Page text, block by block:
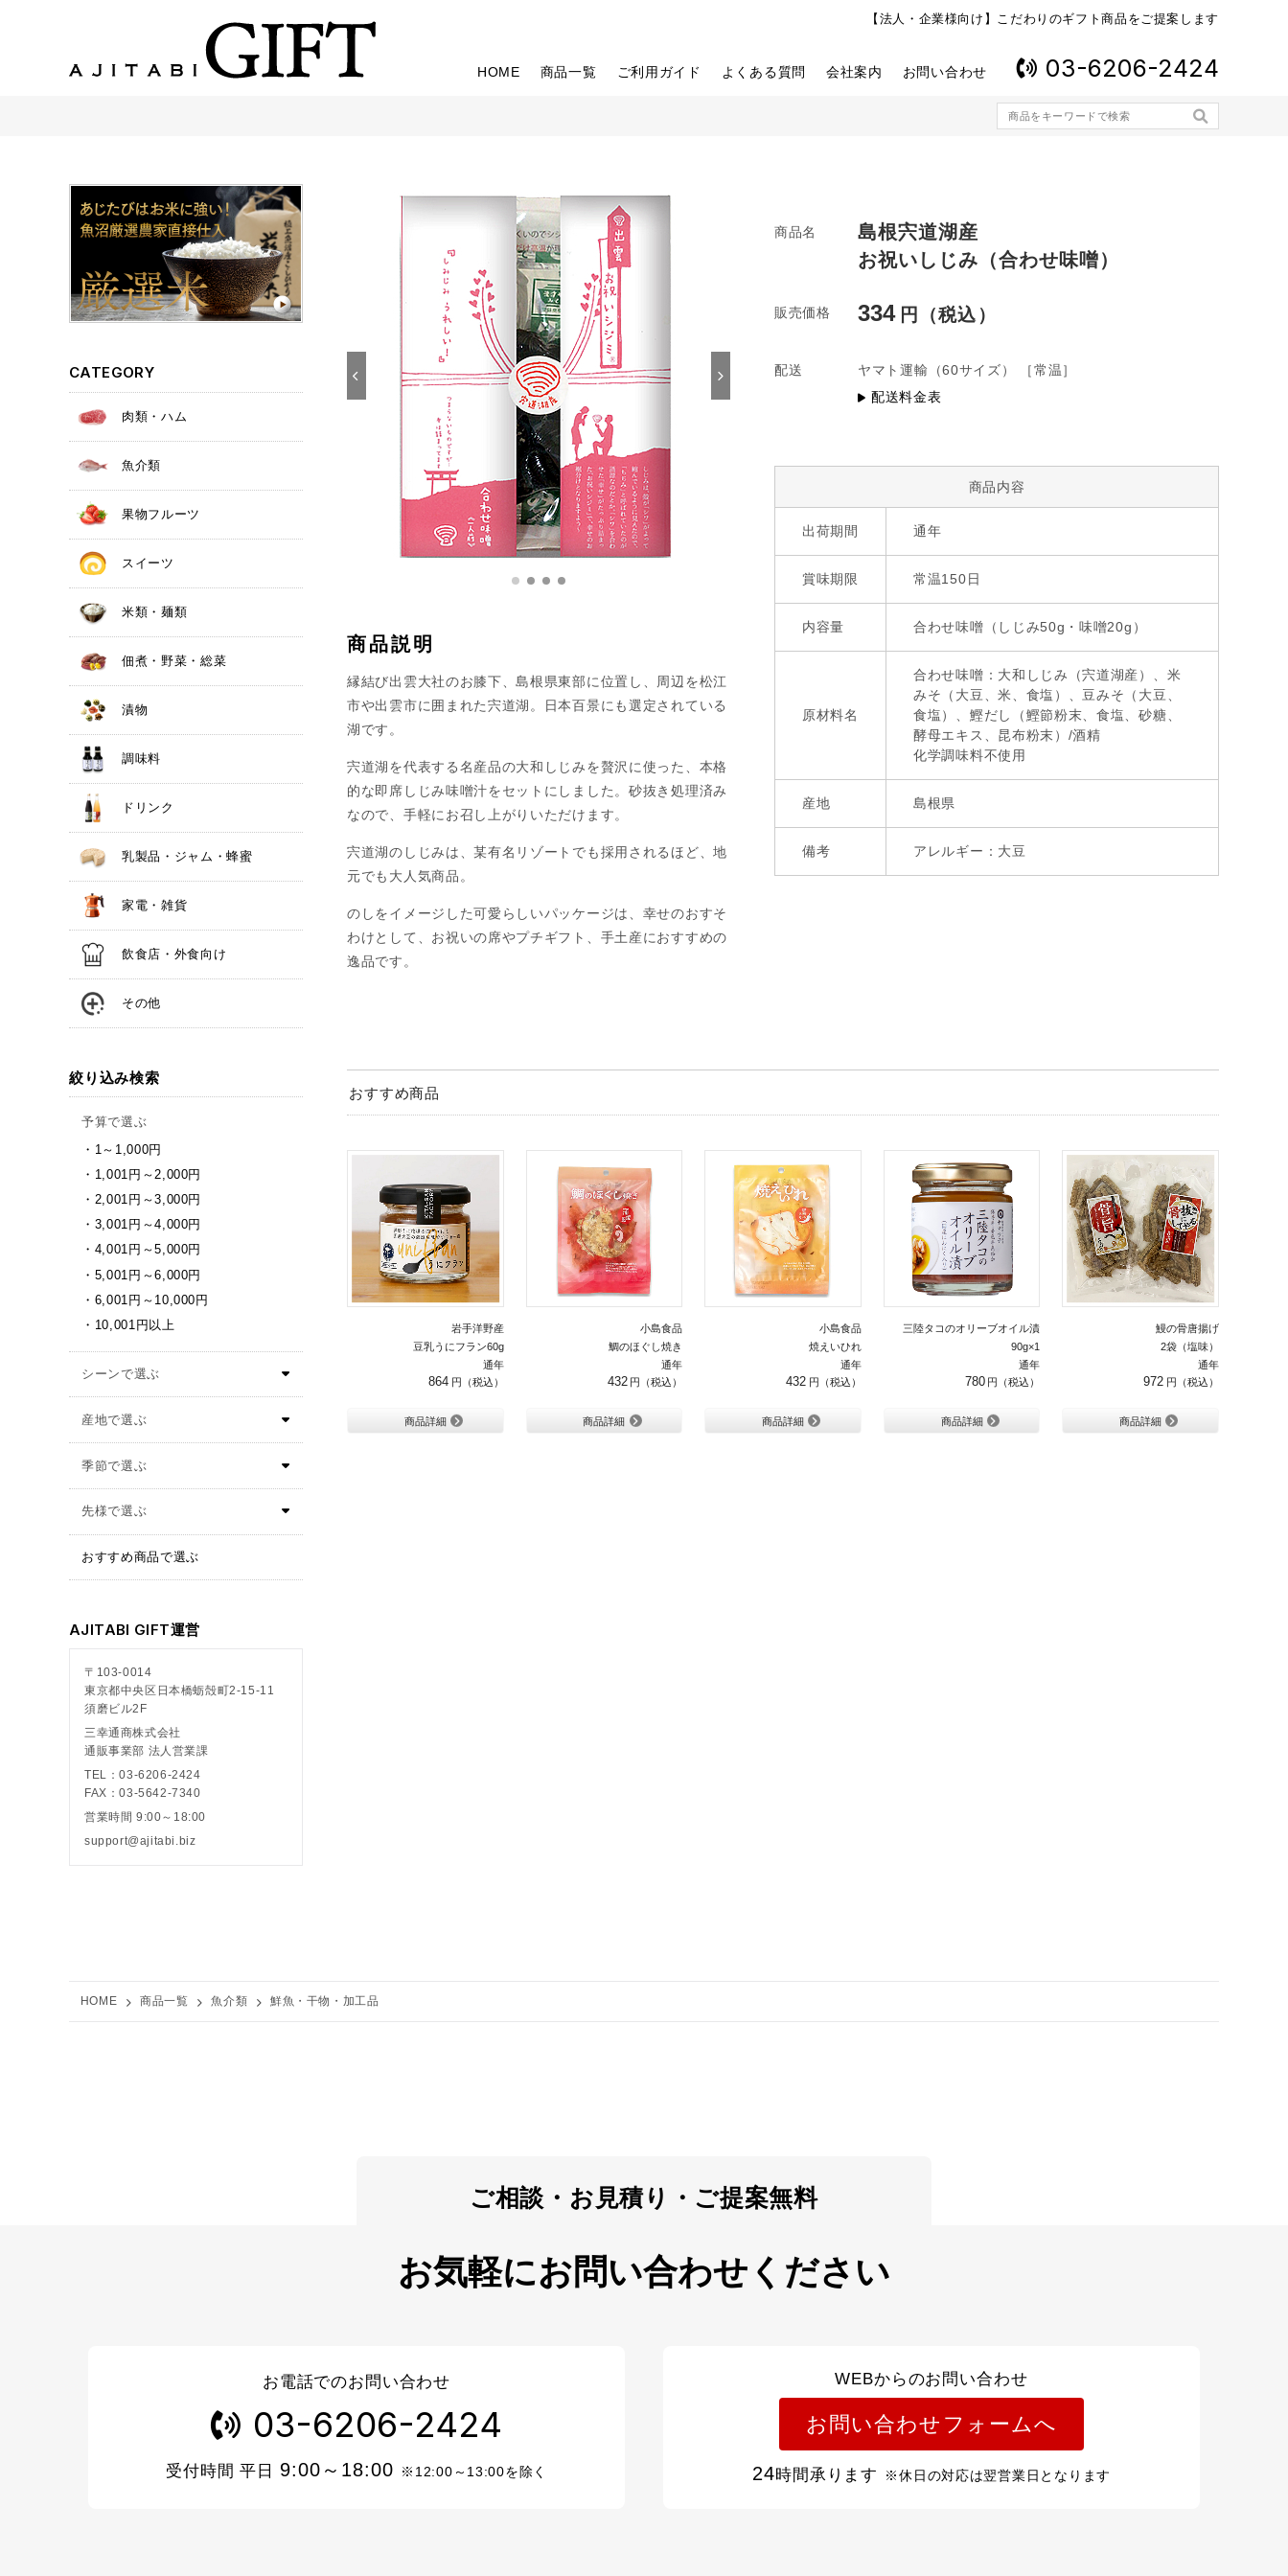
【法人・企業様向け】こだわりのギフト商品をご提案します
HOME 商品一覧 ご利用ガイド よくある質問 会社案内 お問い合わせ 03-6206-2424
CATEGORY
肉類・ハム
魚介類
果物フルーツ
スイーツ
米類・麺類
佃煮・野菜・総菜
漬物
調味料
ドリンク
乳製品・ジャム・蜂蜜
家電・雑貨
飲食店・外食向け
その他
絞り込み検索
予算で選ぶ
1～1,000円
1,001円～2,000円
2,001円～3,000円
3,001円～4,000円
4,001円～5,000円
5,001円～6,000円
6,001円～10,000円
10,001円以上
おすすめ商品で選ぶ
AJITABI GIFT運営
〒103-0014
東京都中央区日本橋蛎殻町2-15-11
須磨ビル2F
三幸通商株式会社
通販事業部 法人営業課
TEL：03-6206-2424
FAX：03-5642-7340
営業時間 9:00～18:00
support@ajitabi.biz
商品説明
縁結び出雲大社のお膝下、島根県東部に位置し、周辺を松江
市や出雲市に囲まれた宍道湖。日本百景にも選定されている
湖です。
宍道湖を代表する名産品の大和しじみを贅沢に使った、本格
的な即席しじみ味噌汁をセットにしました。砂抜き処理済み
なので、手軽にお召し上がりいただけます。
宍道湖のしじみは、某有名リゾートでも採用されるほど、地
元でも大人気商品。
のしをイメージした可愛らしいパッケージは、幸せのおすそ
わけとして、お祝いの席やプチギフト、手土産におすすめの
逸品です。
商品名
島根宍道湖産
お祝いしじみ（合わせ味噌）
販売価格 334
配送 ヤマト運輸 （60サイズ）
［常温］
配送料金表
商品内容
出荷期間 通年
賞味期限 常温150日
内容量 合わせ味噌（しじみ50g・味噌20g）
原材料名
合わせ味噌：大和しじみ（宍道湖産）、米
みそ（大豆、米、食塩）、豆みそ（大豆、
食塩）、鰹だし（鰹節粉末、食塩、砂糖、
酵母エキス、昆布粉末）/酒精
化学調味料不使用
産地 島根県
備考 アレルギー：大豆
おすすめ商品
岩手洋野産
豆乳うにフラン60g
通年
864
商品詳細
小島食品
鯛のほぐし焼き
通年
432
商品詳細
小島食品
焼えいひれ
通年
432
商品詳細
三陸タコのオリーブオイル漬
90g×1
通年
780
商品詳細
鰻の骨唐揚げ
2袋（塩味）
通年
972
商品詳細
HOME 商品一覧 魚介類 鮮魚・干物・加工品
お気軽にお問い合わせください
お電話でのお問い合わせ
03-6206-2424
受付時間 平日 9:00～18:00 ※12:00～13:00を除く
WEBからのお問い合わせ
お問い合わせフォームへ
24時間承ります ※休日の対応は翌営業日となります